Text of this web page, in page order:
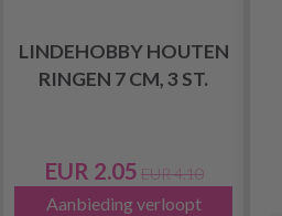
LINDEHOBBY HOUTEN
RINGEN 7 CM, 3 ST.
EUR 2.05 EUR 4.10
Aanbieding verloopt